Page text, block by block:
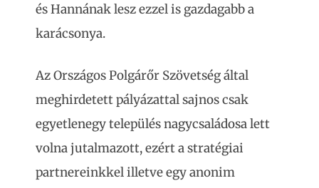
és Hannának lesz ezzel is gazdagabb a
karácsonya.
Az Országos Polgárőr Szövetség által
meghirdetett pályázattal sajnos csak
egyetlenegy település nagycsaládosa lett
volna jutalmazott, ezért a stratégiai
partnereinkkel illetve egy anonim